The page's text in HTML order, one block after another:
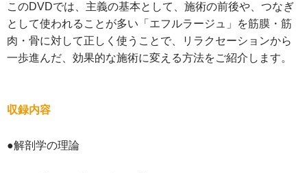
このDVDでは、主義の基本として、施術の前後や、つなぎ
として使われることが多い「エフルラージュ」を筋膜・筋
肉・骨に対して正しく使うことで、リラクセーションから
一歩進んだ、効果的な施術に変える方法をご紹介します。
収録内容
●解剖学の理論